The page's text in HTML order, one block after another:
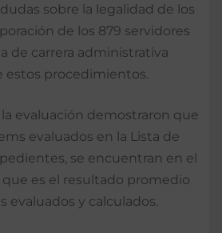
sobre la legalidad de los
de los 879 servidores
de carrera administrativa
estos procedimientos.
evaluación demostraron que
evaluados en la Lista de
se encuentran en el
que es el resultado promedio
evaluados y calculados.